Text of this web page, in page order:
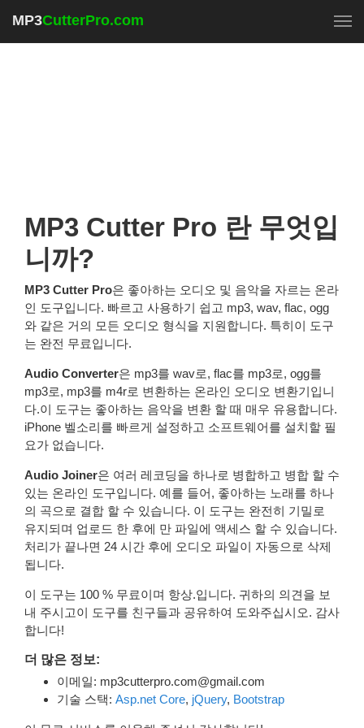
MP3CutterPro.com
MP3 Cutter Pro 란 무엇입
니까?
MP3 Cutter Pro은 좋아하는 오디오 및 음악을 자르는 온라
인 도구입니다. 빠르고 사용하기 쉽고 mp3, wav, flac, ogg
와 같은 거의 모든 오디오 형식을 지원합니다. 특히이 도구
는 완전 무료입니다.
Audio Converter은 mp3를 wav로, flac를 mp3로, ogg를
mp3로, mp3를 m4r로 변환하는 온라인 오디오 변환기입니
다.이 도구는 좋아하는 음악을 변환 할 때 매우 유용합니다.
iPhone 벨소리를 빠르게 설정하고 소프트웨어를 설치할 필
요가 없습니다.
Audio Joiner은 여러 레코딩을 하나로 병합하고 병합 할 수
있는 온라인 도구입니다. 예를 들어, 좋아하는 노래를 하나
의 곡으로 결합 할 수 있습니다. 이 도구는 완전히 기밀로
유지되며 업로드 한 후에 만 파일에 액세스 할 수 있습니다.
처리가 끝나면 24 시간 후에 오디오 파일이 자동으로 삭제
됩니다.
이 도구는 100 % 무료이며 항상.입니다. 귀하의 의견을 보
내 주시고이 도구를 친구들과 공유하여 도와주십시오. 감사
합니다!
더 많은 정보:
이메일: mp3cutterpro.com@gmail.com
기술 스택: Asp.net Core, jQuery, Bootstrap